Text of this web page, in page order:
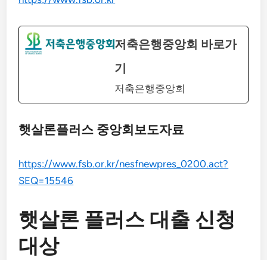
저축은행중앙회 바로가
기
저축은행중앙회
햇살론플러스 중앙회보도자료
https://www.fsb.or.kr/nesfnewpres_0200.act?
SEQ=15546
햇살론 플러스 대출 신청
대상